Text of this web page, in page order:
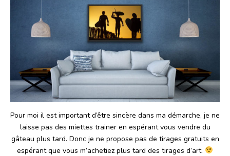
Pour moi il est important d’être sincère dans ma démarche, je ne
laisse pas des miettes trainer en espérant vous vendre du
gâteau plus tard. Donc je ne propose pas de tirages gratuits en
espérant que vous m’achetiez plus tard des tirages d’art.